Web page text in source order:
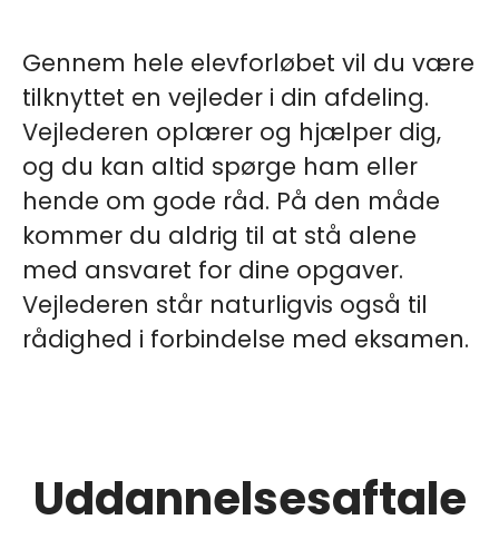
Gennem hele elevforløbet vil du være
tilknyttet en vejleder i din afdeling.
Vejlederen oplærer og hjælper dig,
og du kan altid spørge ham eller
hende om gode råd. På den måde
kommer du aldrig til at stå alene
med ansvaret for dine opgaver.
Vejlederen står naturligvis også til
rådighed i forbindelse med eksamen.
Uddannelsesaftale